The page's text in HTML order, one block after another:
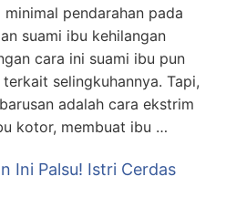
pendarahan pada
suami ibu kehilangan
cara ini suami ibu pun
selingkuhannya. Tapi,
adalah cara ekstrim
kotor, membuat ibu …
Ini Palsu! Istri Cerdas